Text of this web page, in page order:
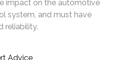
impact on the automotive
system, and must have
reliability.